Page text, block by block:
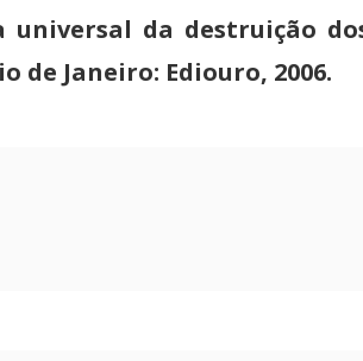
universal da destruição
de Janeiro: Ediouro, 2006.